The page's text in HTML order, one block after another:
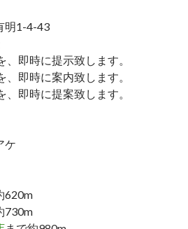
1-4-43
、即時に提示致します。
、即時に案内致します。
、即時に提案致します。
ケ
620m
730m